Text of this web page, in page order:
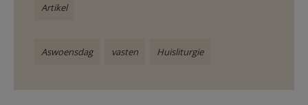
Artikel
Aswoensdag vasten Huisliturgie